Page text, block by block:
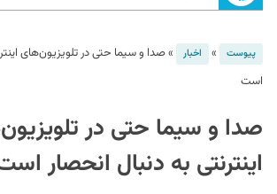
پیوست » اخبار »صدا و سیما حتی در تلویزیون‌های
است
صدا و سیما حتی در
اینترنتی به دنبال انحصار